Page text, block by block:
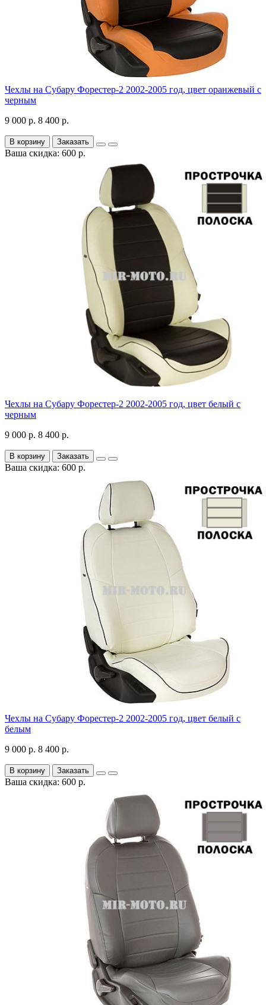
Чехлы на Субару Форестер-2 2002-2005 год, цвет оранжевый с
черным
9 000 р. 8 400 р.
В корзину Заказать
Ваша скидка: 600 р.
Чехлы на Субару Форестер-2 2002-2005 год, цвет белый с
черным
9 000 р. 8 400 р.
В корзину Заказать
Ваша скидка: 600 р.
Чехлы на Субару Форестер-2 2002-2005 год, цвет белый с
белым
9 000 р. 8 400 р.
В корзину Заказать
Ваша скидка: 600 р.